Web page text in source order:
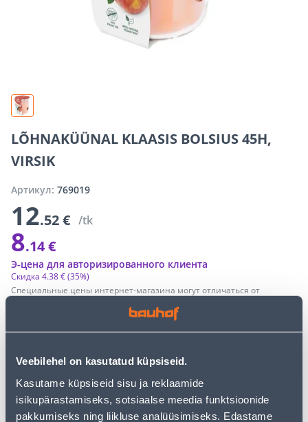
Veebilehel on kasutatud küpsiseid.
Kasutame küpsiseid sisu ja reklaamide
isikupärastamiseks, sotsiaalse meedia funktsioonide
pakkumiseks ning liikluse analüüsimiseks. Edastame
LÕHNAKÜÜNAL KLAASIS BOLSIUS 45H,
VIRSIK
Артикул: 769019
12.52 € /tk
8.14 €
Специальные цены интернет-магазина могут отличаться от
Скидка 4.38 €(35%)
Э-цена для авторизированного клиента
− + ДОБАВИТЬ В КОРЗИНУ
Посмотреть наличие